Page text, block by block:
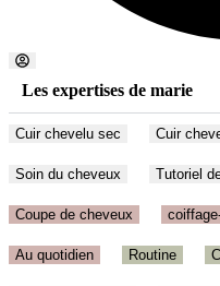
Les expertises de marie
Cuir chevelu sec Cuir
Soin du cheveux Tutoriel
Coupe de cheveux
Au quotidien Routine